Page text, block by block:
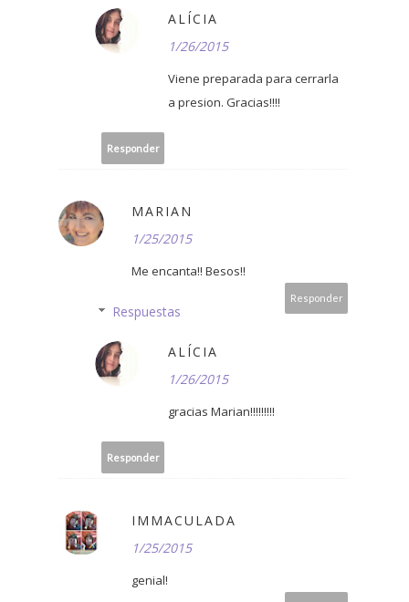
ALÍCIA
1/26/2015
Viene preparada para cerrarla
a presion. Gracias!!!!
Responder
MARIAN
1/25/2015
Me encanta!! Besos!!
Responder
Respuestas
ALÍCIA
1/26/2015
gracias Marian!!!!!!!!!
Responder
IMMACULADA
1/25/2015
genial!